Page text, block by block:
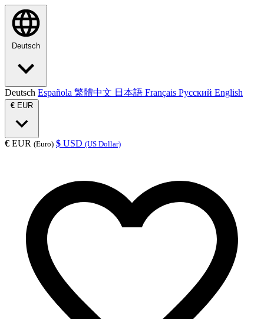
Deutsch
Deutsch Española 繁體中文 日本語 Français Русский English
€ EUR
€ EUR (Euro) $ USD (US Dollar)